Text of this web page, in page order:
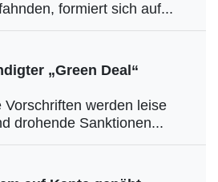
formiert sich auf...
„Green Deal“
Vorschriften werden leise
drohende Sanktionen...